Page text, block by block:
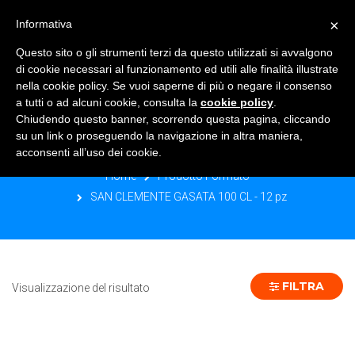
SAN CLEMENTE GASATA 100 CL - 12
Home
Prodotto Formato
SAN CLEMENTE GASATA 100 CL - 12 pz
Visualizzazione del risultato FILTRA
×
Informativa
Questo sito o gli strumenti terzi da questo utilizzati si avvalgono
di cookie necessari al funzionamento ed utili alle finalità illustrate
nella cookie policy. Se vuoi saperne di più o negare il consenso
a tutti o ad alcuni cookie, consulta la cookie policy
Chiudendo questo banner, scorrendo questa pagina, cliccando
su un link o proseguendo la navigazione in altra maniera,
acconsenti all’uso dei cookie.